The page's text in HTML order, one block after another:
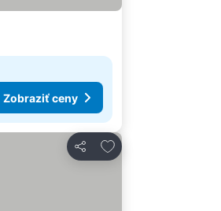
Zobraziť ceny
Zdieľať
Pridať do obľúbených